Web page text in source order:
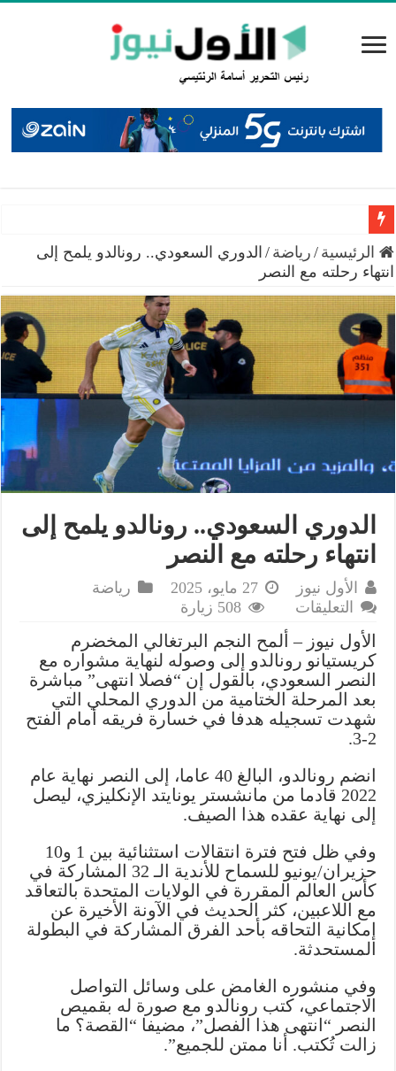
سميرات: افتتاح “منصة الشمال” يجسد التزام الوزارة
الرئيسية / رياضة / الدوري السعودي.. رونالدو يلمح إلى
انتهاء رحلته مع النصر
الدوري السعودي.. رونالدو يلمح إلى
انتهاء رحلته مع النصر
الأول نيوز 27 مايو، 2025
رياضة
التعليقات
الدوري
السعودي..
رونالدو
يلمح
إلى
انتهاء
النصر
مغلقة
508 زيارة
الأول نيوز – ألمح النجم البرتغالي المخضرم
كريستيانو رونالدو إلى وصوله لنهاية مشواره مع
النصر السعودي، بالقول إن “فصلا انتهى” مباشرة
بعد المرحلة الختامية من الدوري المحلي التي
شهدت تسجيله هدفا في خسارة فريقه أمام الفتح
2-3.
انضم رونالدو، البالغ 40 عاما، إلى النصر نهاية عام
2022 قادما من مانشستر يونايتد الإنكليزي، ليصل
إلى نهاية عقده هذا الصيف.
وفي ظل فتح فترة انتقالات استثنائية بين 1 و10
حزيران/يونيو للسماح للأندية الـ 32 المشاركة في
كأس العالم المقررة في الولايات المتحدة بالتعاقد
مع اللاعبين، كثر الحديث في الآونة الأخيرة عن
إمكانية التحاقه بأحد الفرق المشاركة في البطولة
المستحدثة.
وفي منشوره الغامض على وسائل التواصل
الاجتماعي، كتب رونالدو مع صورة له بقميص
النصر “انتهى هذا الفصل”، مضيفا “القصة؟ ما
زالت تُكتب. أنا ممتن للجميع”.